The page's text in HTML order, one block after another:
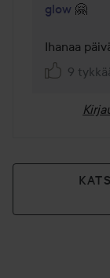
glow 🤗
Ihanaa
9